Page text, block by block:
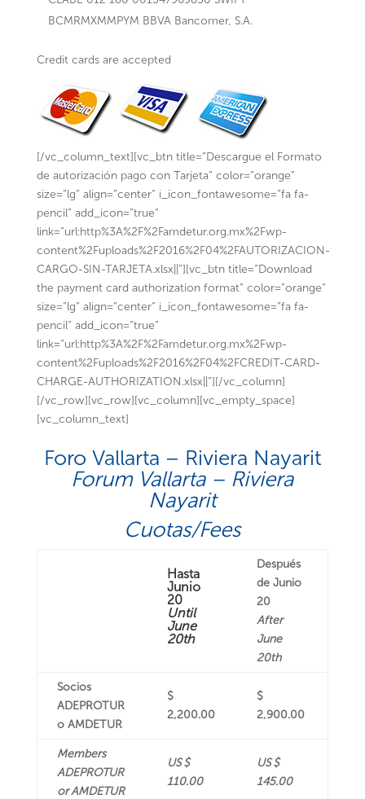
BCMRMXMMPYM BBVA Bancomer, S.A.
Credit cards are accepted
[/vc_column_text][vc_btn title=”Descargue el Formato
de autorización pago con Tarjeta” color=”orange”
size=”lg” align=”center” i_icon_fontawesome=”fa fa-
pencil” add_icon=”true”
link=”url:http%3A%2F%2Famdetur.org.mx%2Fwp-
content%2Fuploads%2F2016%2F04%2FAUTORIZACION-
CARGO-SIN-TARJETA.xlsx||”][vc_btn title=”Download
the payment card authorization format” color=”orange”
size=”lg” align=”center” i_icon_fontawesome=”fa fa-
pencil” add_icon=”true”
link=”url:http%3A%2F%2Famdetur.org.mx%2Fwp-
content%2Fuploads%2F2016%2F04%2FCREDIT-CARD-
CHARGE-AUTHORIZATION.xlsx||”][/vc_column]
[/vc_row][vc_row][vc_column][vc_empty_space]
[vc_column_text]
Foro Vallarta – Riviera Nayarit
Forum Vallarta – Riviera
Nayarit
Cuotas/Fees
Hasta
Junio
20
Until
June
20th
Después
de Junio
20
After
June
20th
Socios
ADEPROTUR
o AMDETUR
$
2,200.00
$
2,900.00
Members
ADEPROTUR
or AMDETUR
US $
110.00
US $
145.00